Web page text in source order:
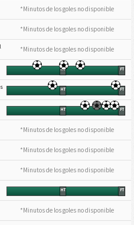
*Minutos de los goles no disponible
*Minutos de los goles no disponible
*Minutos de los goles no disponible
HT FT
HT FT
HT FT
*Minutos de los goles no disponible
*Minutos de los goles no disponible
*Minutos de los goles no disponible
HT FT
*Minutos de los goles no disponible